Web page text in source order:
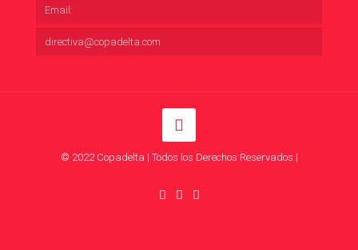
Email:
directiva@copadelta.com
© 2022 Copadelta | Todos los Derechos Reservados |